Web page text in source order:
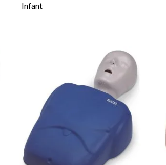
Infant